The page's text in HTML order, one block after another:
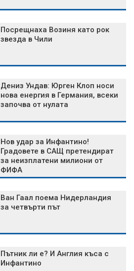
Посрещнаха Возиня като рок
звезда в Чили
Дениз Ундав: Юрген Клоп носи
нова енергия в Германия, всеки
започва от нулата
Нов удар за Инфантино!
Градовете в САЩ претендират
за неизплатени милиони от
ФИФА
Ван Гаал поема Нидерландия
за четвърти път
Пътник ли е? И Англия къса с
Инфантино